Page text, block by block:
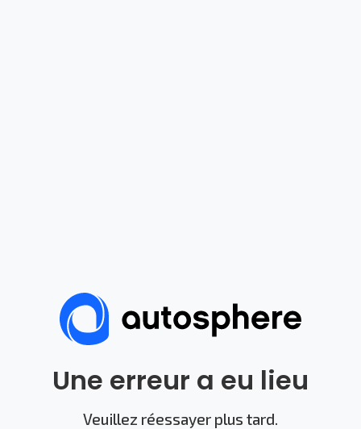
Une erreur a eu lieu
Veuillez réessayer plus tard.